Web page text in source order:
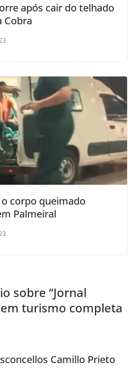
após cair do telhado
Cobra
corpo queimado
Palmeiral
sobre “Jornal
turismo completa
Camillo Prieto